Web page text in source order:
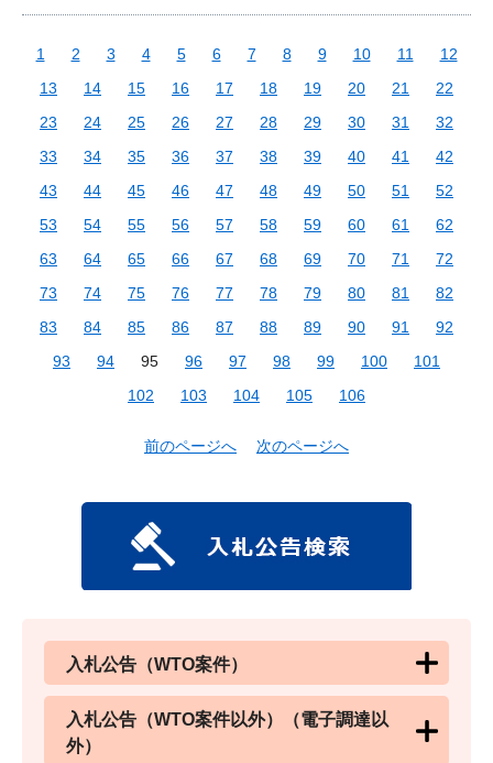
1 2 3 4 5 6 7 8 9 10 11
12
13
14 15 16 17 18 19 20 21
22
23
24 25 26 27 28 29 30 31
32
33
34 35 36 37 38 39 40 41
42
43
44 45 46 47 48 49 50 51
52
53
54 55 56 57 58 59 60 61
62
63
64 65 66 67 68 69 70 71
72
73
74 75 76 77 78 79 80 81
82
83
84 85 86 87 88 89 90 91
92
93
94 95 96 97 98 99 100
101
102
103 104 105 106
前のページへ 次のページへ
入札公告（WTO案件）
入札公告（WTO案件以外）（電子調達以
外）